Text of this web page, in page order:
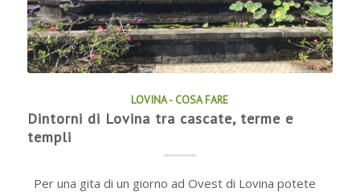
LOVINA - COSA FARE
Dintorni di Lovina tra cascate, terme e
templi
Per una gita di un giorno ad Ovest di Lovina potete